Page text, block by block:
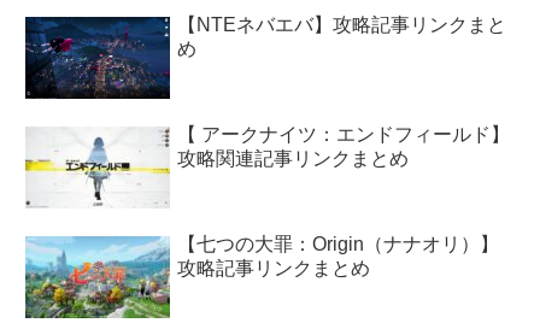
【NTEネバエバ】攻略記事リンクまと
め
【 アークナイツ：エンドフィールド】
攻略関連記事リンクまとめ
【七つの大罪：Origin（ナナオリ）】
攻略記事リンクまとめ